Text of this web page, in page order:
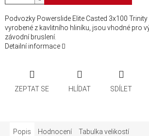
Podvozky Powerslide Elite Casted 3x100
vyrobené z kavlitního hliníku, jsou vhodné pro
závodní bruslení.
Detailní informace
ZEPTAT SE HLÍDAT SDÍLET
Popis Hodnocení Tabulka velikostí